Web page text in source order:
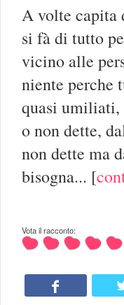
A volte capita
si fà di tutto
vicino alle
niente perche
quasi umiliati,
o non dette,
non dette ma
bisogna... [
Vota il racconto: